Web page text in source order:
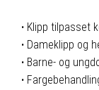
· Klipp tilpasset
· Dameklipp og
· Barne- og
·